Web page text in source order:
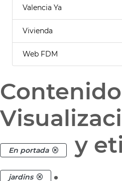
Valencia Ya
Vivienda
Web FDM
En portada y
jardins .